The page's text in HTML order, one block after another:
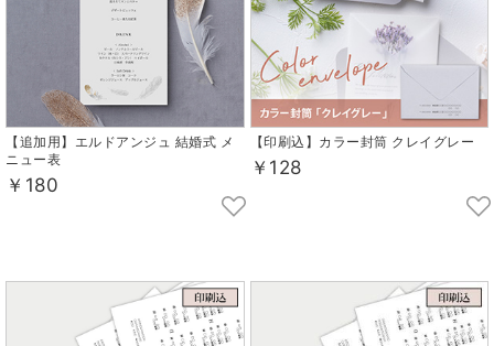
【追加用】エルドアンジュ 結婚式 メ
ニュー表
￥180
【印刷込】カラー封筒 クレイグレー
￥128